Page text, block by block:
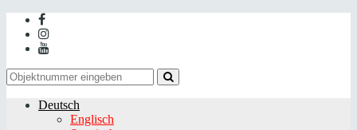
Deutsch
Englisch